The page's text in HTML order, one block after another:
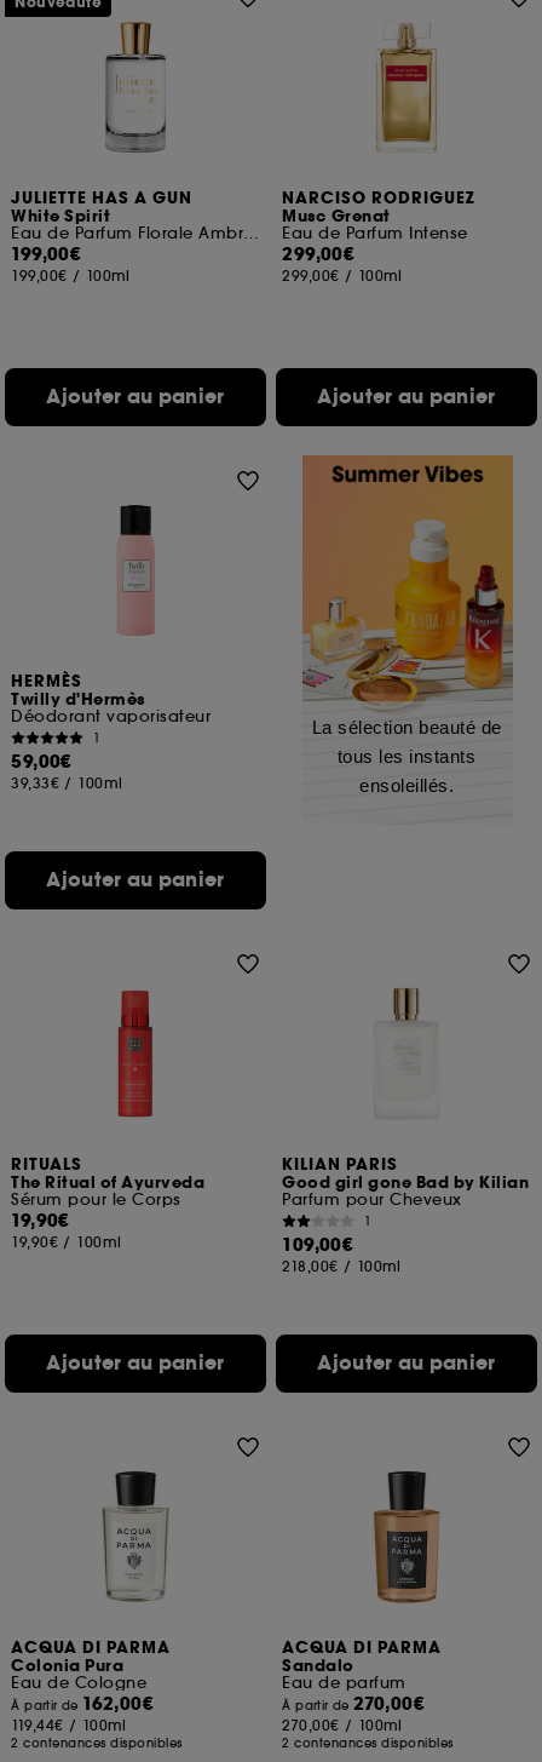
JULIETTE HAS A GUN
White Spirit
Eau de Parfum Florale Ambrée
199,00€
199,00€ / 100ml
Ajouter au panier
NARCISO RODRIGUEZ
Musc Grenat
Eau de Parfum Intense
299,00€
299,00€ / 100ml
Ajouter au panier
HERMÈS
Twilly d'Hermès
Déodorant vaporisateur
1
59,00€
39,33€ / 100ml
Ajouter au panier
La sélection beauté de
tous les instants
ensoleillés.
RITUALS
The Ritual of Ayurveda
Sérum pour le Corps
19,90€
19,90€ / 100ml
Ajouter au panier
KILIAN PARIS
Good girl gone Bad by Kilian
Parfum pour Cheveux
1
109,00€
218,00€ / 100ml
Ajouter au panier
ACQUA DI PARMA
Colonia Pura
Eau de Cologne
À partir de 162,00€
119,44€ / 100ml
2 contenances disponibles
ACQUA DI PARMA
Sandalo
Eau de parfum
À partir de270,00€
270,00€ / 100ml
2 contenances disponibles